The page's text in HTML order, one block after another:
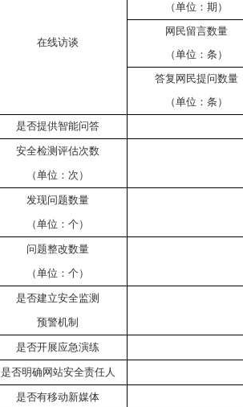
在线访谈
（单位：期）
网民留言数量
（单位：条）
答复网民提问数量
（单位：条）
是否提供智能问答
安全检测评估次数
（单位：次）
发现问题数量
（单位：个）
问题整改数量
（单位：个）
是否建立安全监测
预警机制
是否开展应急演练
是否明确网站安全责任人
是否有移动新媒体